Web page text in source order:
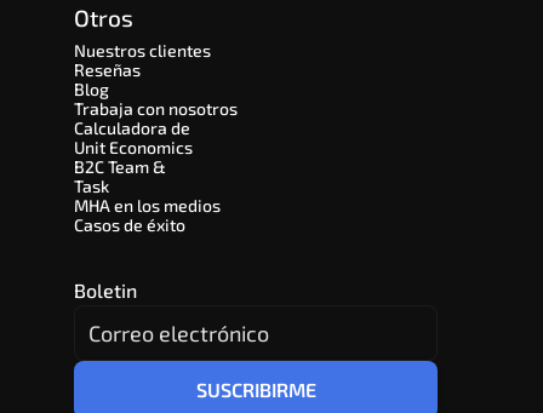
Otros
Nuestros clientes
Reseñas
Blog
Trabaja con nosotros
Calculadora de
Unit Economics
B2C Team &
Task
MHA en los medios
Casos de éxito
Boletin